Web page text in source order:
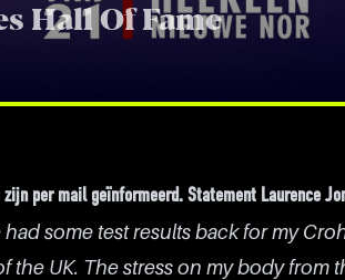
Hall Of Fame
per mail geïnformeerd. Statement Laurence
some test results back for my
the UK. The stress on my body from